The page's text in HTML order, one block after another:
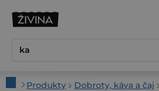
DomůProdukty Dobroty, káva a čaj